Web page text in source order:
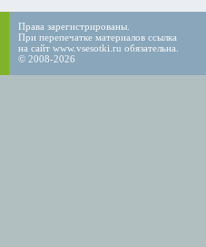
Права зарегистрированы.
При перепечатке материалов ссылка
на сайт www.vsesotki.ru обязательна.
© 2008-2026